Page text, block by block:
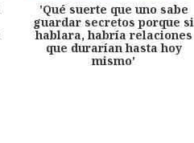
'Qué suerte que uno sabe
guardar secretos porque si
hablara, habría relaciones
que durarían hasta hoy
mismo'